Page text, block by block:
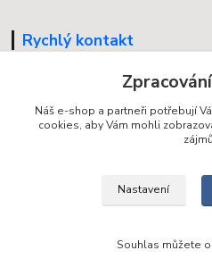
Rychlý kontakt
info@grandax.cz
Náš e-shop a partneři potřebují
cookies, aby Vám mohli
Nastavení
Souhlas můžete